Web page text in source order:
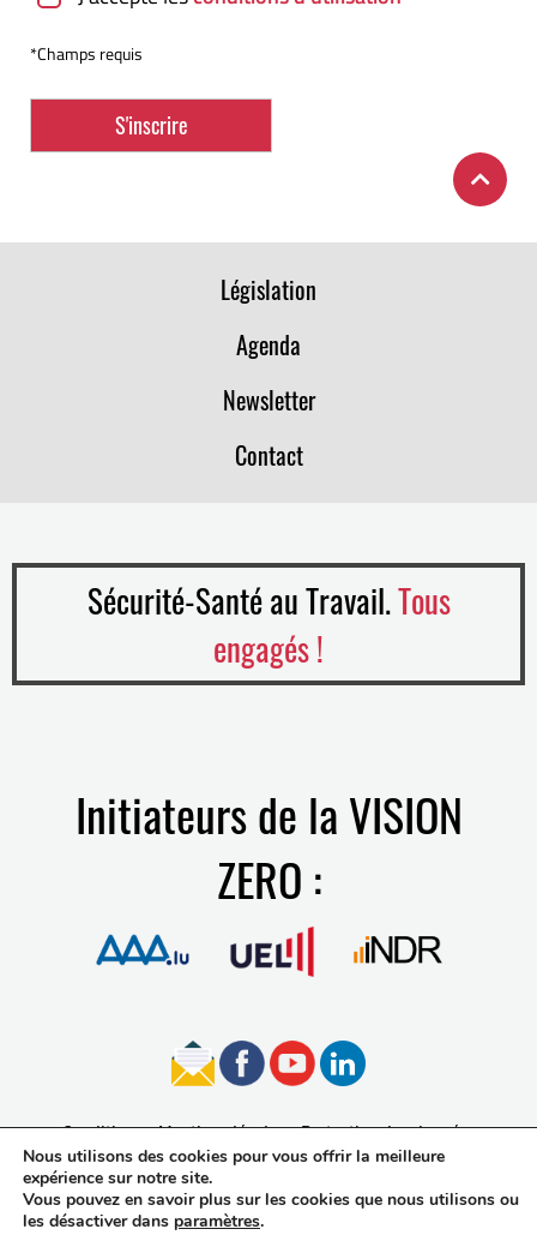
*Champs requis
Législation
Agenda
Newsletter
Contact
Sécurité-Santé au Travail.Tous
engagés !
Initiateurs de la VISION
ZERO :
Conditions Mentions légales Protection des données
Accessibilité
Nous utilisons des cookies pour vous offrir la meilleure
expérience sur notre site.
Vous pouvez en savoir plus sur les cookies que nous utilisons ou
les désactiver dans paramètres.